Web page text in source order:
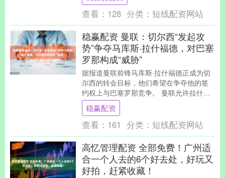
查看： 128 分类： 短线配资网站
稳赢配资 曼联：切尔西“发起攻
势”争夺马库斯·拉什福德，对巴塞
罗那构成“威胁”
据报道曼联前锋马库斯·拉什福德正成为切
尔西的转会目标，他们希望在争夺他的签
约权上与巴塞罗那竞争。 曼联允许拉什福
德在夏季转会窗口以租借形式离开老特拉
福德加盟巴塞....
稳赢配资
查看： 161 分类： 短线配资网站
高忆管理配资 全部免费！广州适
合一个人去的6个好去处，好玩又
好拍，赶紧收藏！